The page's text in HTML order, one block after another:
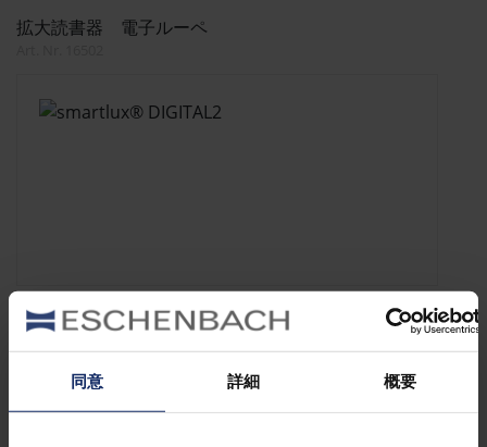
同意 詳細 概要
拡大読書器 電子ルーペ
smartlux® DIGITAL2
製品について